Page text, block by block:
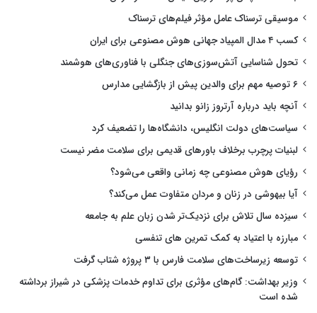
موسیقی ترسناک عامل مؤثر فیلم‌های ترسناک
کسب ۴ مدال المپیاد جهانی هوش مصنوعی برای ایران
تحول شناسایی آتش‌سوزی‌های جنگلی با فناوری‌های هوشمند
۶ توصیه مهم برای والدین پیش از بازگشایی مدارس
آنچه باید درباره آرتروز زانو بدانید
سیاست‌های دولت انگلیس، دانشگاه‌ها را تضعیف کرد
لبنیات پرچرب برخلاف باورهای قدیمی برای سلامت مضر نیست
رؤیای هوش مصنوعی چه زمانی واقعی می‌شود؟
آیا بیهوشی در زنان و مردان متفاوت عمل می‌کند؟
سیزده سال تلاش برای نزدیک‌تر شدن زبان علم به جامعه
مبارزه با اعتیاد به کمک تمرین های تنفسی
توسعه زیرساخت‌های سلامت فارس با ۳ پروژه شتاب گرفت
وزیر بهداشت: گام‌های مؤثری برای تداوم خدمات پزشکی در شیراز برداشته
شده است